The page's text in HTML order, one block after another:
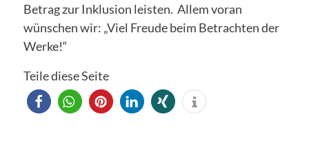
Betrag zur Inklusion leisten. Allem voran
wünschen wir: „Viel Freude beim Betrachten der
Werke!“
Teile diese Seite